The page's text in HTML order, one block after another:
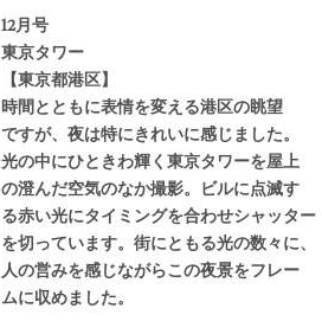
12月号
東京タワー
【東京都港区】
時間とともに表情を変える港区の眺望
ですが、夜は特にきれいに感じました。
光の中にひときわ輝く東京タワーを屋上
の澄んだ空気のなか撮影。ビルに点滅す
る赤い光にタイミングを合わせシャッター
を切っています。街にともる光の数々に、
人の営みを感じながらこの夜景をフレー
ムに収めました。